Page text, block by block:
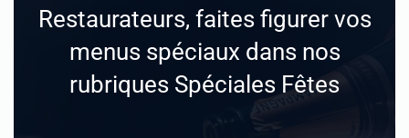
Restaurateurs, faites figurer vos
menus spéciaux dans nos
rubriques Spéciales Fêtes